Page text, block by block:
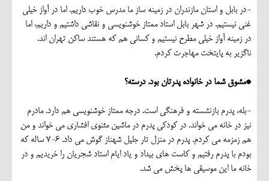
-در بابل و استان مازندران در زمینه ساز ما مدرس خوب داریم. اما در آواز خیلی
غنی نیستیم. در شهر بابل استاد ممتاز خوشنویسی و نقاشی داشتیم و داریم، اما
در زمینه آواز خیلی مطرح نیستیم و کسانی هم که هستند ساکن تهران اند.
ناگزیر به پایتخت مهاجرت کردم.
*مشوق شما در خانواده پدرتان بود. درسته؟
-بله، پدرم بازنشسته و فرهنگی است. درجه ممتاز خوشنویسی هم دارد. مادرم
نیز در خانه می خواند. در کودکی پدرم در ماشین مثنوی افشاری می خواند و من
هم زمزمه می کردم. پدرم در منزل تار جلیل شهناز گوش می داد. 6-7 ساله که
بودم با پدرم رفتیم و کاست های بیداد و یاد ایام استاد شجریان را خریدیم و در
خانه ما این موسیقی ها پخش می شد.